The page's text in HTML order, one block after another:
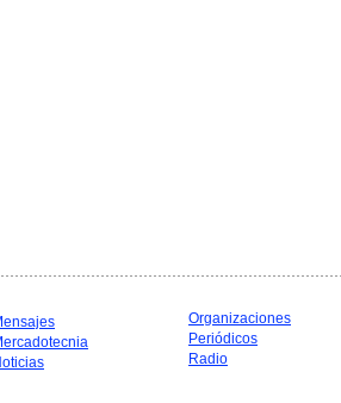
Organizaciones
Periódicos
Radio